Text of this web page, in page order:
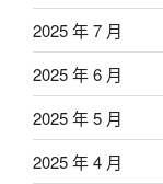
2025 年 7 月
2025 年 6 月
2025 年 5 月
2025 年 4 月